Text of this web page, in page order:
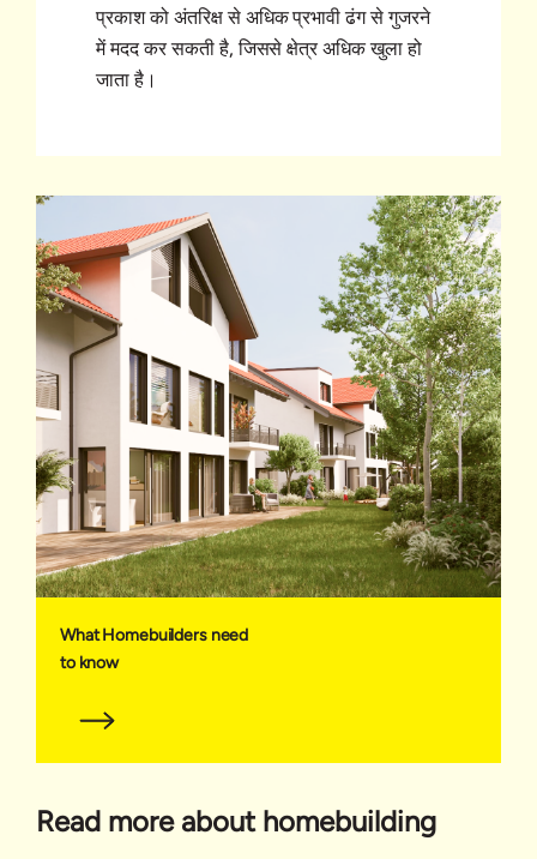
प्रकाश को अंतरिक्ष से अधिक प्रभावी ढंग से गुजरने
में मदद कर सकती है, जिससे क्षेत्र अधिक खुला हो
जाता है।
What Homebuilders need
to know
Read more about homebuilding